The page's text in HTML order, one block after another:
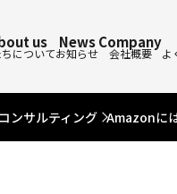
us
について
News
お知らせ
Company
会社概要 よ
ンサルティング Amazonに